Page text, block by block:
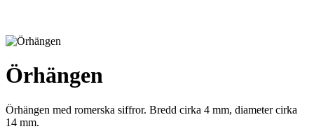
Örhängen
Örhängen med romerska siffror. Bredd cirka 4 mm, diameter cirka
14 mm.